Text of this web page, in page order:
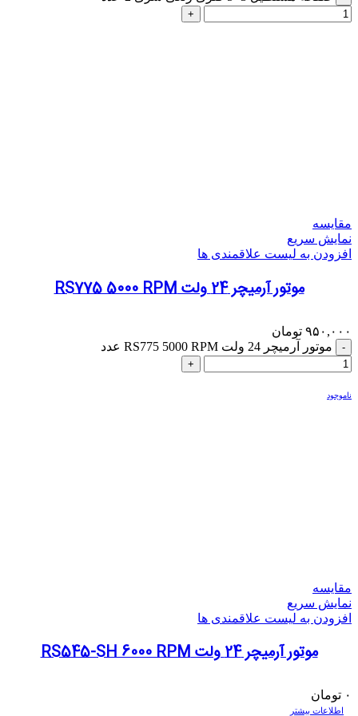
مقایسه
نمایش سریع
افزودن به لیست علاقمندی ها
موتور آرمیچر 24 ولت RS775 5000 RPM
۹۵۰,۰۰۰ تومان
موتور آرمیچر 24 ولت RS775 5000 RPM عدد
ناموجود
مقایسه
نمایش سریع
افزودن به لیست علاقمندی ها
موتور آرمیچر 24 ولت RS545-SH 6000 RPM
۰ تومان
اطلاعات بیشتر